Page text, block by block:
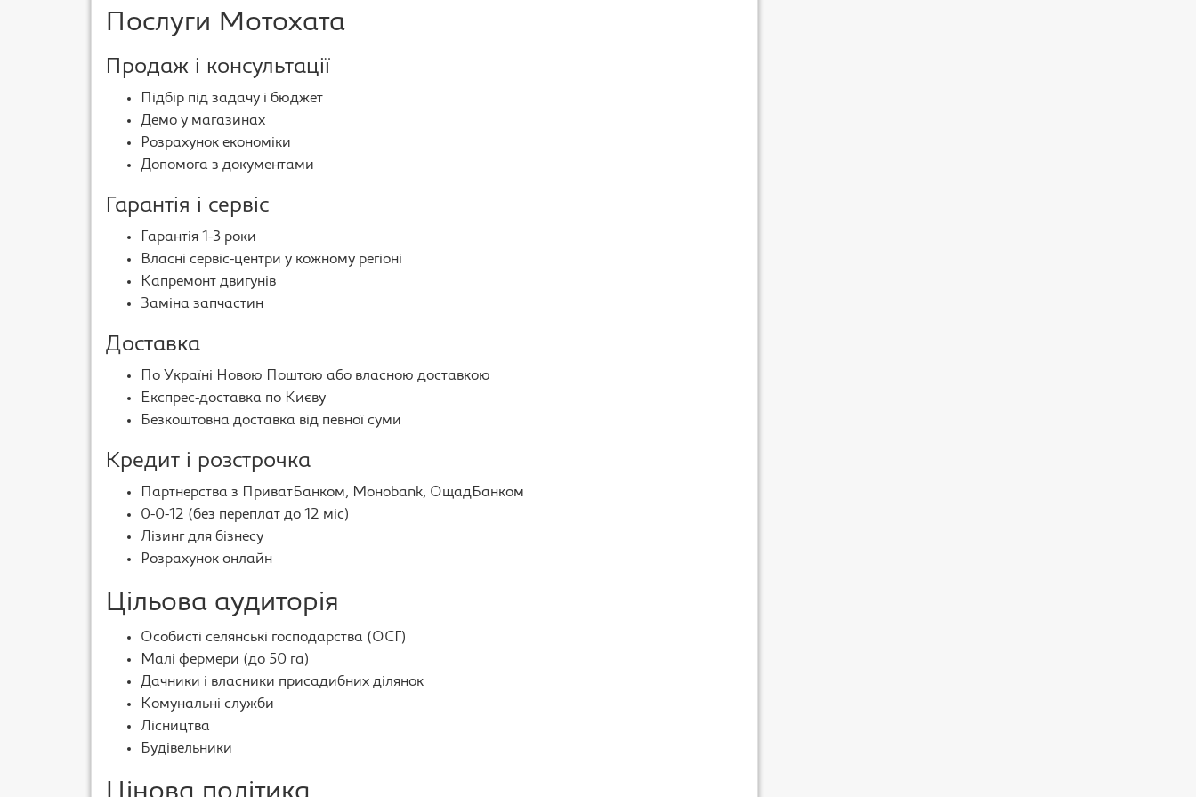
Послуги Мотохата
Продаж і консультації
Підбір під задачу і бюджет
Демо у магазинах
Розрахунок екoноміки
Допомога з документами
Гарантія і сервіс
Гарантія 1-3 роки
Власні сервіс-центри у кожному регіоні
Капремонт двигунів
Заміна запчастин
Доставка
По Україні Новою Поштою або власною доставкою
Експрес-доставка по Києву
Безкоштовна доставка від певної суми
Кредит і розстрочка
Партнерства з ПриватБанком, Моноbank, ОщадБанком
0-0-12 (без переплат до 12 міс)
Лізинг для бізнесу
Розрахунок онлайн
Цільова аудиторія
Особисті селянські господарства (ОСГ)
Малі фермери (до 50 га)
Дачники і власники присадибних ділянок
Комунальні служби
Лісництва
Будівельники